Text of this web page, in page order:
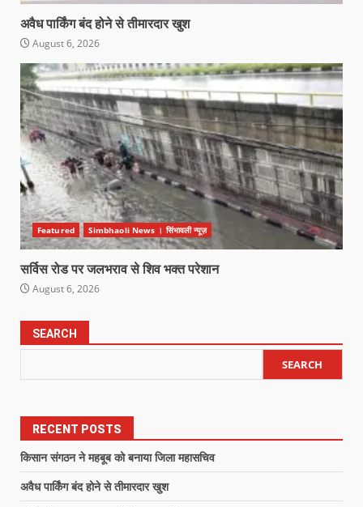
अवैध पार्किंग बंद होने से तीमारदार खुश
August 6, 2026
Featured Simbhaoli News । सिंभावली न्यूज़
सर्विस रोड पर जलभराव से शिव भक्त परेशान
August 6, 2026
SEARCH
SEARCH
RECENT POSTS
किसान संगठन ने महबूब को बनाया जिला महासचिव
अवैध पार्किंग बंद होने से तीमारदार खुश